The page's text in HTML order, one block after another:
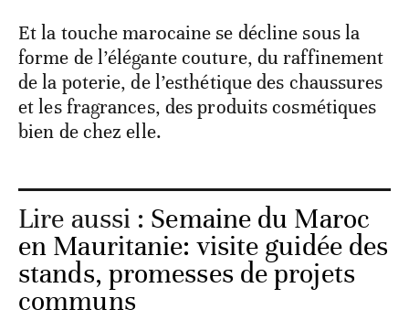
Et la touche marocaine se décline sous la
forme de l’élégante couture, du raffinement
de la poterie, de l’esthétique des chaussures
et les fragrances, des produits cosmétiques
bien de chez elle.
Lire aussi : Semaine du Maroc
en Mauritanie: visite guidée des
stands, promesses de projets
communs